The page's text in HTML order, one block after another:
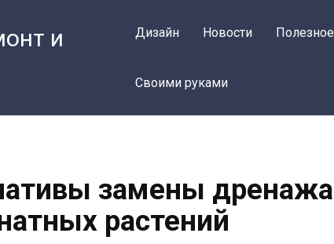
и
Дизайн Новости Полезное
Своими руками
замены дренажа
растений